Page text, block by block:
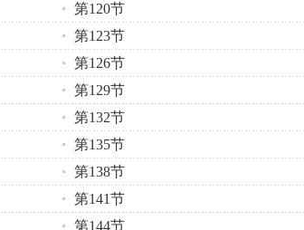
第120节
第123节
第126节
第129节
第132节
第135节
第138节
第141节
第144节